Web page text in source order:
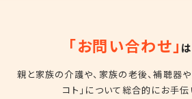
「お問い合わせ」
親と家族の介護や、家族の老後、補聴器
コト」について総合的にお手伝